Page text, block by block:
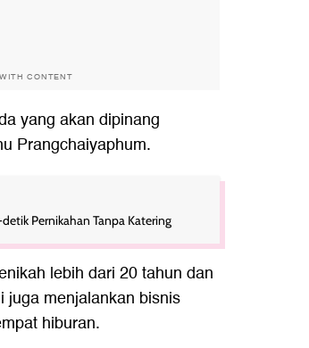
CONTENT
yang akan dipinang
Prangchaiyaphum.
Pernikahan Tanpa Katering
lebih dari 20 tahun dan
juga menjalankan bisnis
hiburan.